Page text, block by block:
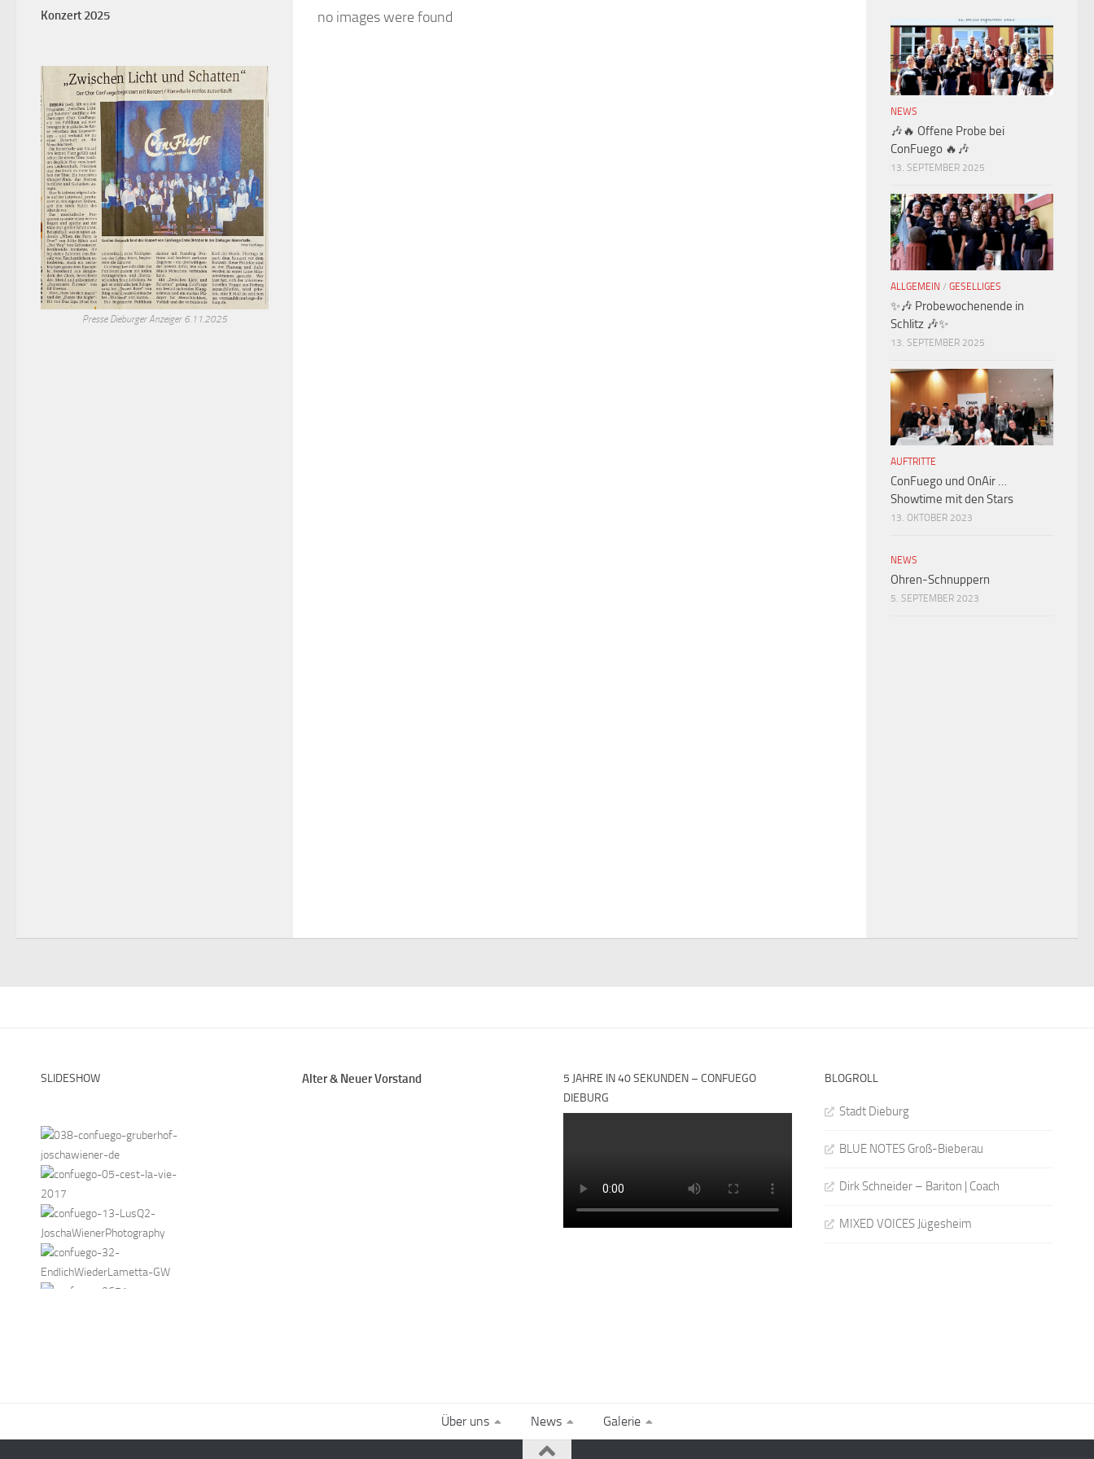
no images were found
Konzert 2025
Presse Dieburger Anzeiger 6.11.2025
NEWS
🎶🔥 Offene Probe bei
ConFuego 🔥🎶
13. SEPTEMBER 2025
ALLGEMEIN / GESELLIGES
✨🎶 Probewochenende in
Schlitz 🎶✨
13. SEPTEMBER 2025
AUFTRITTE
ConFuego und OnAir …
Showtime mit den Stars
13. OKTOBER 2023
NEWS
Ohren-Schnuppern
5. SEPTEMBER 2023
SLIDESHOW Alter & Neuer Vorstand
5 JAHRE IN 40 SEKUNDEN – CONFUEGO
DIEBURG
BLOGROLL
Stadt Dieburg
BLUE NOTES Groß-Bieberau
Dirk Schneider – Bariton | Coach
MIXED VOICES Jügesheim
Über uns News Galerie